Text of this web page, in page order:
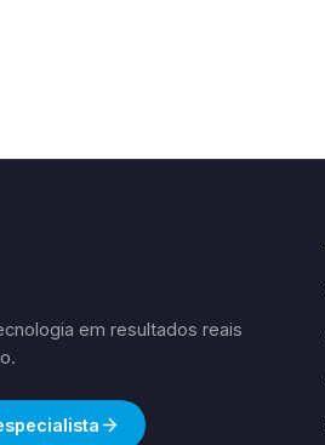
em resultados reais